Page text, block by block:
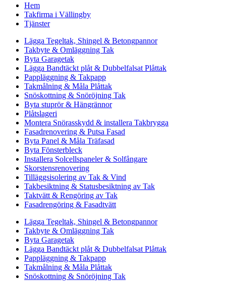
Hem
Takfirma i Vällingby
Tjänster
Lägga Tegeltak, Shingel & Betongpannor
Takbyte & Omläggning Tak
Byta Garagetak
Lägga Bandtäckt plåt & Dubbelfalsat Plåttak
Pappläggning & Takpapp
Takmålning & Måla Plåttak
Snöskottning & Snöröjning Tak
Byta stuprör & Hängrännor
Plåtslageri
Montera Snörasskydd & installera Takbrygga
Fasadrenovering & Putsa Fasad
Byta Panel & Måla Träfasad
Byta Fönsterbleck
Installera Solcellspaneler & Solfångare
Skorstensrenovering
Tilläggsisolering av Tak & Vind
Takbesiktning & Statusbesiktning av Tak
Taktvätt & Rengöring av Tak
Fasadrengöring & Fasadtvätt
Lägga Tegeltak, Shingel & Betongpannor
Takbyte & Omläggning Tak
Byta Garagetak
Lägga Bandtäckt plåt & Dubbelfalsat Plåttak
Pappläggning & Takpapp
Takmålning & Måla Plåttak
Snöskottning & Snöröjning Tak